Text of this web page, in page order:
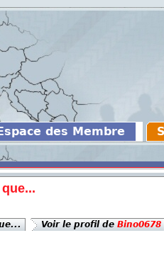
des Membre
Voir le profil de Bino0678